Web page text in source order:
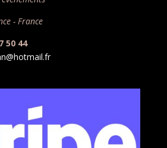
- France
50 44